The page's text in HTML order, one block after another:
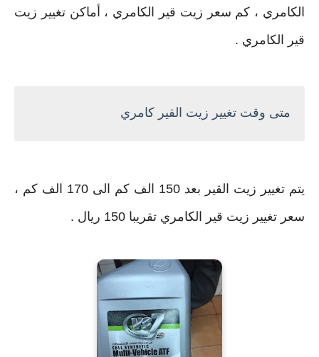
الكامري ، كم سعر زيت قير الكامري ، أماكن تغيير زيت
قير الكامري .
متى وقت تغيير زيت القير كامري
يتم تغيير زيت القير بعد 150 الف كم الى 170 الف كم ،
سعر تغيير زيت قير الكامري تقريبا 150 ريال .